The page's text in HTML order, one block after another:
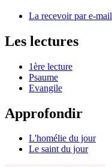
La recevoir par e-mail
Les lectures
1ère lecture
Psaume
Evangile
Approfondir
L'homélie du jour
Le saint du jour